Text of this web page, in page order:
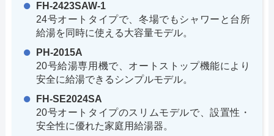
FH-2423SAW-1
24号オートタイプで、冬場でもシャワーと台所
給湯を同時に使える大容量モデル。
PH-2015A
20号給湯専用機で、オートストップ機能により
安全に給湯できるシンプルモデル。
FH-SE2024SA
20号オートタイプのスリムモデルで、設置性・
安全性に優れた家庭用給湯器。